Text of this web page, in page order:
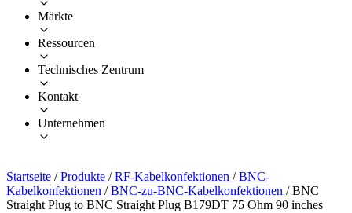
Märkte
Ressourcen
Technisches Zentrum
Kontakt
Unternehmen
Startseite / Produkte / RF-Kabelkonfektionen / BNC-
Kabelkonfektionen / BNC-zu-BNC-Kabelkonfektionen / BNC
Straight Plug to BNC Straight Plug B179DT 75 Ohm 90 inches